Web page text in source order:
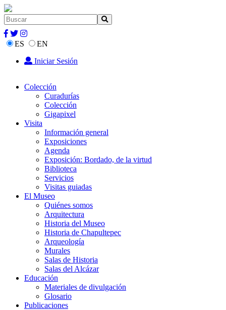
ES
EN
Iniciar Sesión
Colección
Curadurías
Colección
Gigapixel
Visita
Información general
Exposiciones
Agenda
Exposición: Bordado, de la virtud
Biblioteca
Servicios
Visitas guiadas
El Museo
Quiénes somos
Arquitectura
Historia del Museo
Historia de Chapultepec
Arqueología
Murales
Salas de Historia
Salas del Alcázar
Educación
Materiales de divulgación
Glosario
Publicaciones